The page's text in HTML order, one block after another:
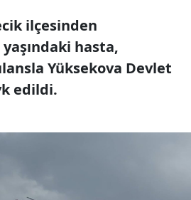
ilçesinden
hasta,
Yüksekova Devlet
edildi.